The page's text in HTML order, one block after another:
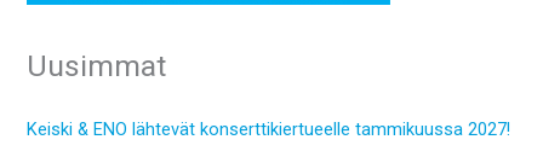
Uusimmat
Keiski & ENO lähtevät konserttikiertueelle tammikuussa 2027!